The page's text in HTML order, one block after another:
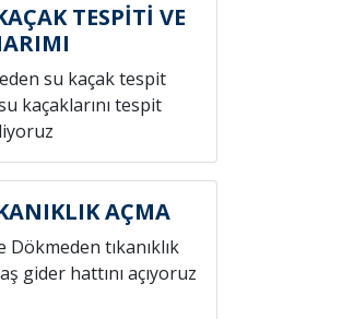
TESPİTİ VE
su kaçak tespit
kaçaklarını tespit
AÇMA
Dökmeden tıkanıklık
gider hattını açıyoruz